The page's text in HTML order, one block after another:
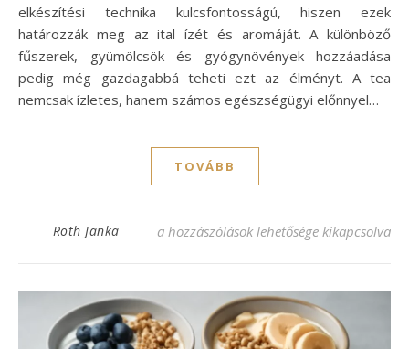
elkészítési technika kulcsfontosságú, hiszen ezek
határozzák meg az ital ízét és aromáját. A különböző
fűszerek, gyümölcsök és gyógynövények hozzáadása
pedig még gazdagabbá teheti ezt az élményt. A tea
nemcsak ízletes, hanem számos egészségügyi előnnyel…
TOVÁBB
Roth Janka Fedezd fel a legfinomabb tea recepteket!
a hozzászólások lehetősége kikapcsolva